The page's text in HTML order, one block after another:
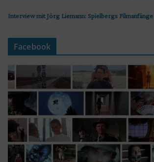
Interview mit Jörg Liemann: Spielbergs Filmanfänge
Facebook